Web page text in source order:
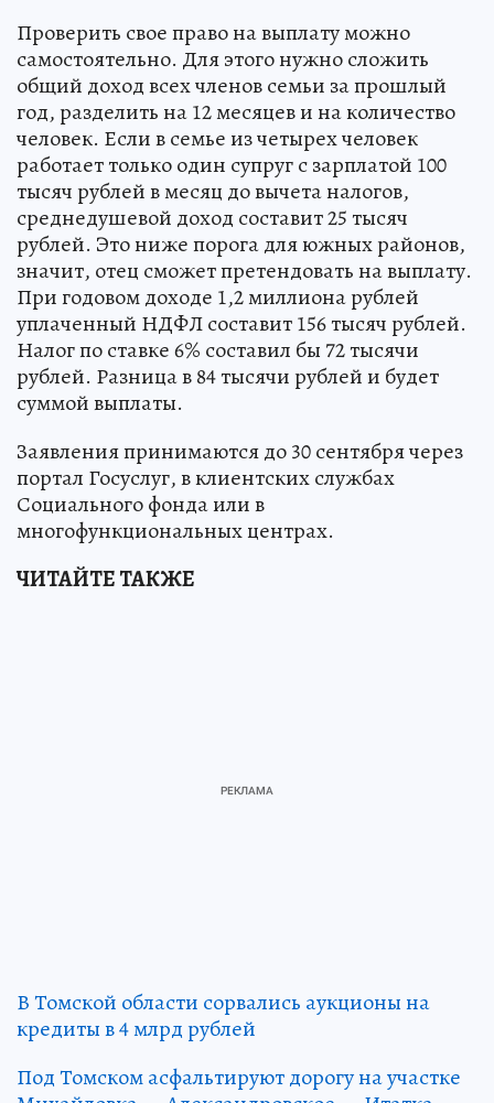
Проверить свое право на выплату можно
самостоятельно. Для этого нужно сложить
общий доход всех членов семьи за прошлый
год, разделить на 12 месяцев и на количество
человек. Если в семье из четырех человек
работает только один супруг с зарплатой 100
тысяч рублей в месяц до вычета налогов,
среднедушевой доход составит 25 тысяч
рублей. Это ниже порога для южных районов,
значит, отец сможет претендовать на выплату.
При годовом доходе 1,2 миллиона рублей
уплаченный НДФЛ составит 156 тысяч рублей.
Налог по ставке 6% составил бы 72 тысячи
рублей. Разница в 84 тысячи рублей и будет
суммой выплаты.
Заявления принимаются до 30 сентября через
портал Госуслуг, в клиентских службах
Социального фонда или в
многофункциональных центрах.
ЧИТАЙТЕ ТАКЖЕ
В Томской области сорвались аукционы на
кредиты в 4 млрд рублей
Под Томском асфальтируют дорогу на участке